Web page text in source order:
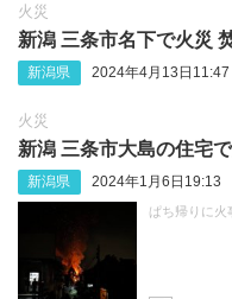
火災
新潟 三条市名下で火災
新潟県 2024年4月13日11:47
火災
新潟 三条市大島の住宅
新潟県 2024年1月6日19:13
ぱち帰りに火